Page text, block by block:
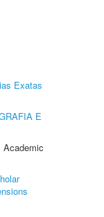
Exatas
E
Academic